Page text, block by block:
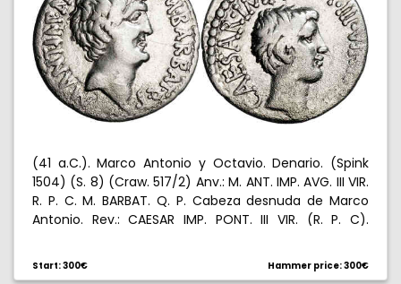
(41 a.C.). Marco Antonio y Octavio. Denario. (Spink
1504) (S. 8) (Craw. 517/2) Anv.: M. ANT. IMP. AVG. III VIR.
R. P. C. M. BARBAT. Q. P. Cabeza desnuda de Marco
Antonio. Rev.: CAESAR IMP. PONT. III VIR. (R. P. C).
Start: 300€ Hammer price: 300€